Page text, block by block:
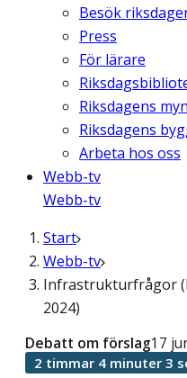
Besök
Press
För lärare
Riksdagens
Riksdagens
Arbeta hos oss
Webb-tv
Webb-tv
Start
Webb-tv
Infrastrukturfrågor
2024)
Debatt om förslag17
2 timmar 4 minuter 3